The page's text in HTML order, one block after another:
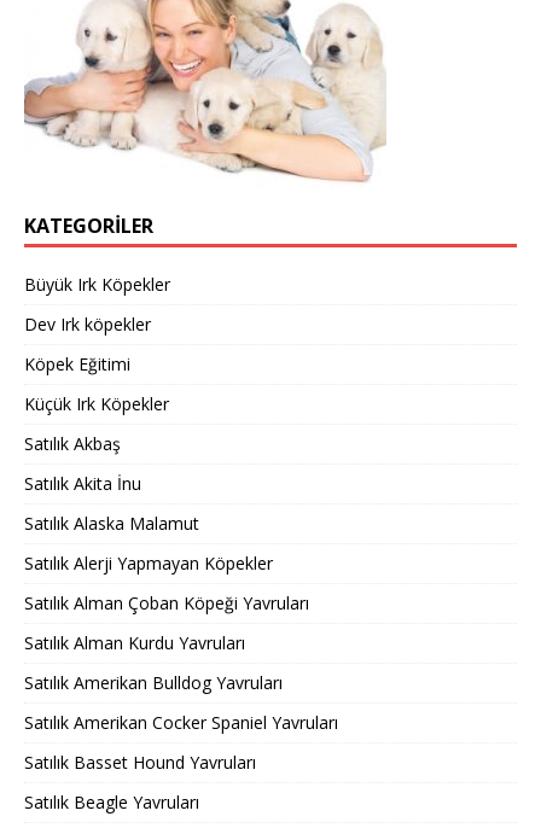
KATEGORILER
Büyük Irk Köpekler
Dev Irk köpekler
Köpek Eğitimi
Küçük Irk Köpekler
Satılık Akbaş
Satılık Akita İnu
Satılık Alaska Malamut
Satılık Alerji Yapmayan Köpekler
Satılık Alman Çoban Köpeği Yavruları
Satılık Alman Kurdu Yavruları
Satılık Amerikan Bulldog Yavruları
Satılık Amerikan Cocker Spaniel Yavruları
Satılık Basset Hound Yavruları
Satılık Beagle Yavruları